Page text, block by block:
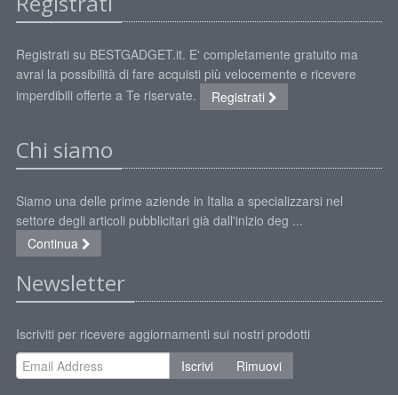
Registrati su BESTGADGET.it. E' completamente gratuito ma
avrai la possibilità di fare acquisti più velocemente e ricevere
imperdibili offerte a Te riservate.
Registrati
Chi siamo
Siamo una delle prime aziende in Italia a specializzarsi nel
settore degli articoli pubblicitari già dall'inizio deg ...
Continua
Newsletter
Iscriviti per ricevere aggiornamenti sui nostri prodotti
Iscrivi
Rimuovi